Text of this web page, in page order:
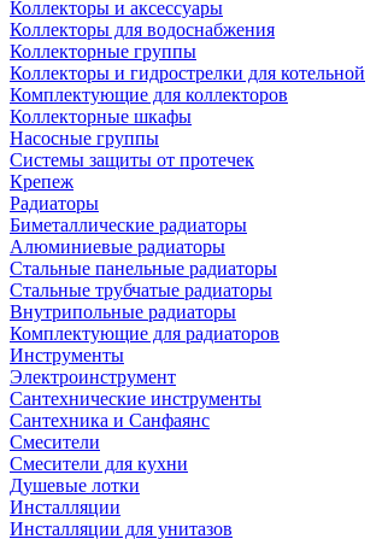
Коллекторы и аксессуары
Коллекторы для водоснабжения
Коллекторные группы
Коллекторы и гидрострелки для котельной
Комплектующие для коллекторов
Коллекторные шкафы
Насосные группы
Системы защиты от протечек
Крепеж
Радиаторы
Биметаллические радиаторы
Алюминиевые радиаторы
Стальные панельные радиаторы
Стальные трубчатые радиаторы
Внутрипольные радиаторы
Комплектующие для радиаторов
Инструменты
Электроинструмент
Сантехнические инструменты
Сантехника и Санфаянс
Смесители
Смесители для кухни
Душевые лотки
Инсталляции
Инсталляции для унитазов